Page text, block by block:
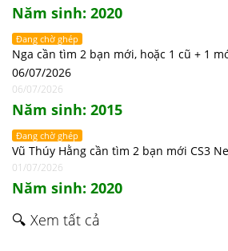
Năm sinh: 2020
Đang chờ ghép
Nga cần tìm 2 bạn mới, hoặc 1 cũ + 1
06/07/2026
06/07/2026
Năm sinh: 2015
Đang chờ ghép
Vũ Thúy Hằng cần tìm 2 bạn mới CS3
01/07/2026
Năm sinh: 2020
🔍 Xem tất cả